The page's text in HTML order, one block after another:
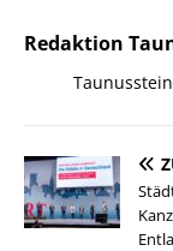
Redaktion